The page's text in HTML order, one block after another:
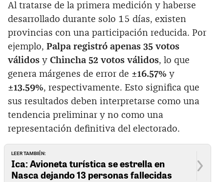
Al tratarse de la primera medición y haberse
desarrollado durante solo 15 días, existen
provincias con una participación reducida. Por
ejemplo, Palpa registró apenas 35 votos
válidos y Chincha 52 votos válidos, lo que
genera márgenes de error de ±16.57% y
±13.59%, respectivamente. Esto significa que
sus resultados deben interpretarse como una
tendencia preliminar y no como una
representación definitiva del electorado.
LEER TAMBIÉN:
Ica: Avioneta turística se estrella en
Nasca dejando 13 personas fallecidas